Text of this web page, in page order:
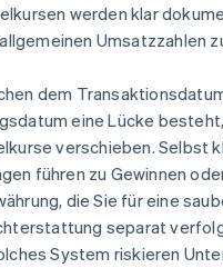
werden klar
Umsatzzahlen
dem
eine Lücke
verschieben. Selbst
führen zu Gewinnen
die Sie für eine
separat
System riskieren